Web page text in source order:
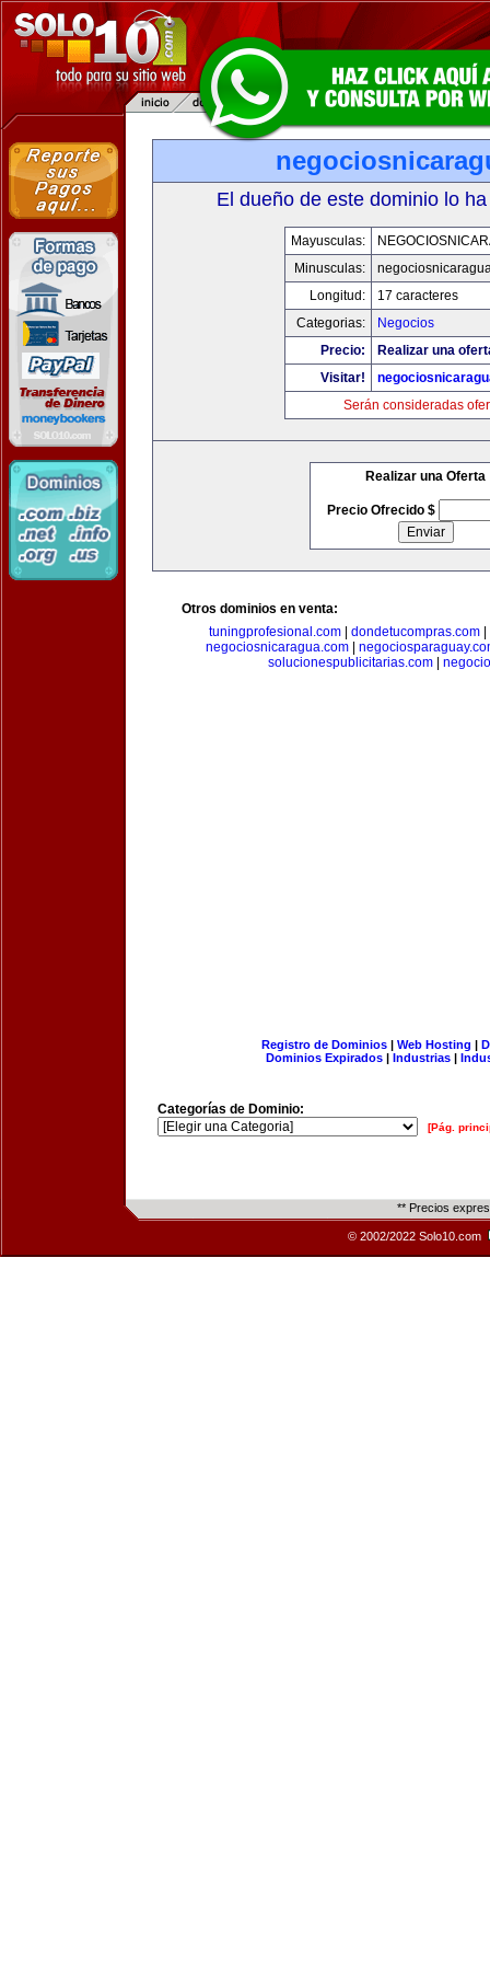
El dueño de este dominio lo
Mayusculas:
Minusculas:
Longitud:
17 caracteres
Categorias:
Negocios
Precio:
Realizar una
Visitar!
Serán consideradas
Realizar una Oferta
Precio Ofrecido $
Otros dominios en venta:
tuningprofesional.com| dondetucompras.com|
negociosnicaragua.com
solucionespublicitarias.com|
Registro de Dominios| Web Hosting |
Dominios Expirados | Industrias |
Categorías de Dominio:
[Pág.
** Precios
© 2002/2022 Solo10.com